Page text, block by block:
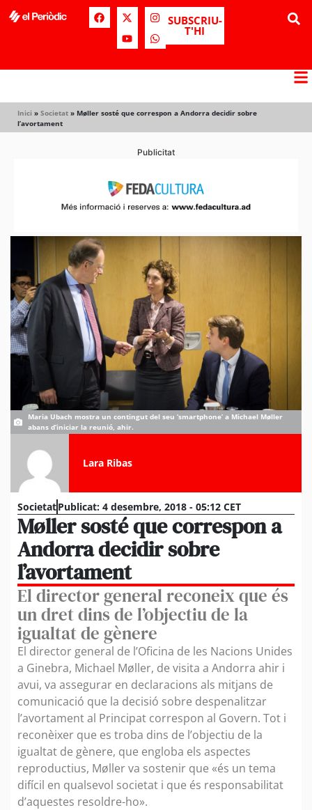
SUBSCRIU-
T'HI
Inici » Societat » Møller sosté que correspon a Andorra decidir sobre
l’avortament
Publicitat
Maria Ubach mostra un contingut del seu ‘smartphone’ a Michael Møller
abans d’iniciar la reunió, ahir.
Lara Ribas
SocietatPublicat: 4 desembre, 2018 - 05:12 CET
Møller sosté que correspon a
Andorra decidir sobre
l’avortament
El director general reconeix que és
un dret dins de l’objectiu de la
igualtat de gènere
El director general de l’Oficina de les Nacions Unides
a Ginebra, Michael Møller, de visita a Andorra ahir i
avui, va assegurar en declaracions als mitjans de
comunicació que la decisió sobre despenalitzar
l’avortament al Principat correspon al Govern. Tot i
reconèixer que es troba dins de l’objectiu de la
igualtat de gènere, que engloba els aspectes
reproductius, Møller va sostenir que «és un tema
difícil en qualsevol societat i que és responsabilitat
d’aquestes resoldre-ho».